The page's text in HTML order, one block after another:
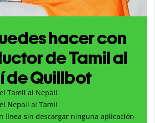
hacer con
de Tamil al
de Quillbot
Tamil al Nepalí
Nepalí al Tamil
línea sin descargar ninguna aplicación